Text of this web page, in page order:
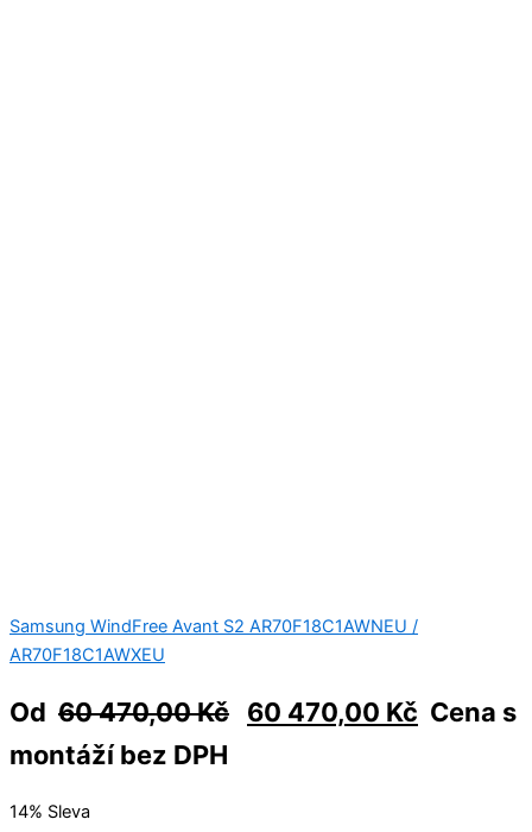
Samsung WindFree Avant S2 AR70F18C1AWNEU /
AR70F18C1AWXEU
Od 60 470,00Kč 60 470,00 Kč Cena s
montáží bez DPH
14% Sleva